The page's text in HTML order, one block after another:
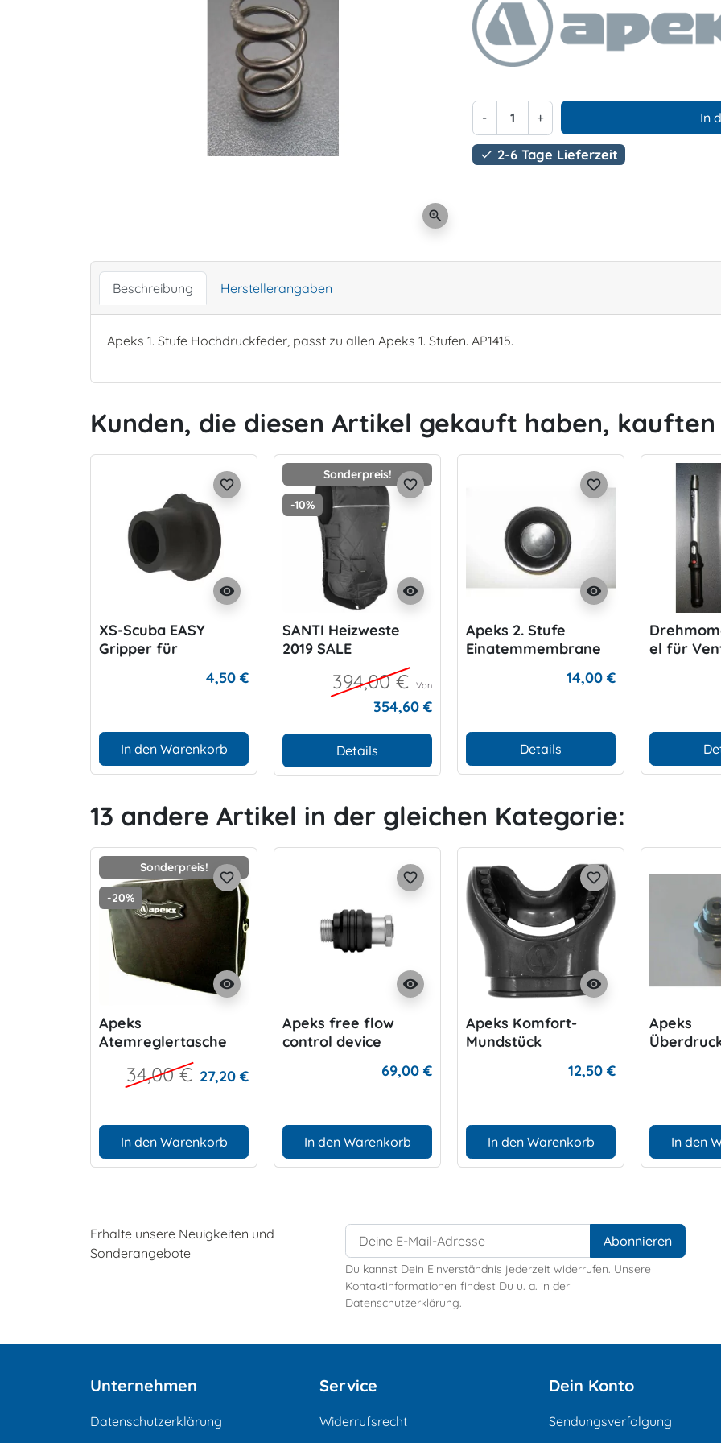
zoom_in
- + In
 2-6 Tage Lieferzeit
Beschreibung Herstellerangaben
Apeks 1. Stufe Hochdruckfeder, passt zu allen Apeks 1. Stufen. AP1415.
Kunden, die diesen Artikel gekauft haben, kauften
visibility
favorite_border
XS-Scuba EASY
Gripper für
4,50 €
In den Warenkorb
Sonderpreis!
-10%
visibility
favorite_border
SANTI Heizweste
2019 SALE
394,00 € Von
354,60 €
Details
visibility
favorite_border
Apeks 2. Stufe
Einatemmembrane
14,00 €
Details
el für
13 andere Artikel in der gleichen Kategorie:
Sonderpreis!
-20%
visibility
favorite_border
Apeks
Atemreglertasche
34,00 € 27,20 €
In den Warenkorb
visibility
favorite_border
Apeks free flow
control device
69,00 €
In den Warenkorb
visibility
favorite_border
Apeks Komfort-
Mundstück
12,50 €
In den Warenkorb
Apeks
In den
Erhalte unsere Neuigkeiten und
Sonderangebote
Du kannst Dein Einverständnis jederzeit widerrufen. Unsere
Kontaktinformationen findest Du u. a. in der
Datenschutzerklärung.
Unternehmen
Datenschutzerklärung
Service
Widerrufsrecht
Dein Konto
Sendungsverfolgung